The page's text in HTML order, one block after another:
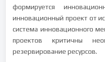
формируется
инновационный проект от
система инновационного
проектов критичны
резервирование ресурсов.